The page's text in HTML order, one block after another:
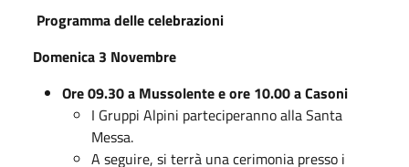
Programma delle celebrazioni
Domenica 3 Novembre
Ore 09.30 a Mussolente e ore 10.00 a Casoni
I Gruppi Alpini parteciperanno alla Santa
Messa.
A seguire, si terrà una cerimonia presso i